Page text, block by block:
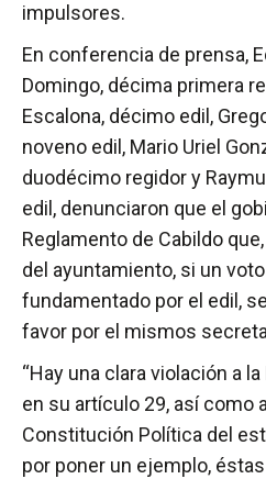
impulsores.
En conferencia de prensa,
Domingo, décima primera
Escalona, décimo edil,
noveno edil, Mario Uriel
duodécimo regidor y
edil, denunciaron que el
Reglamento de Cabildo
del ayuntamiento, si un
fundamentado por el edil,
favor por el mismos
“Hay una clara violación a
en su artículo 29, así como
Constitución Política del
por poner un ejemplo,